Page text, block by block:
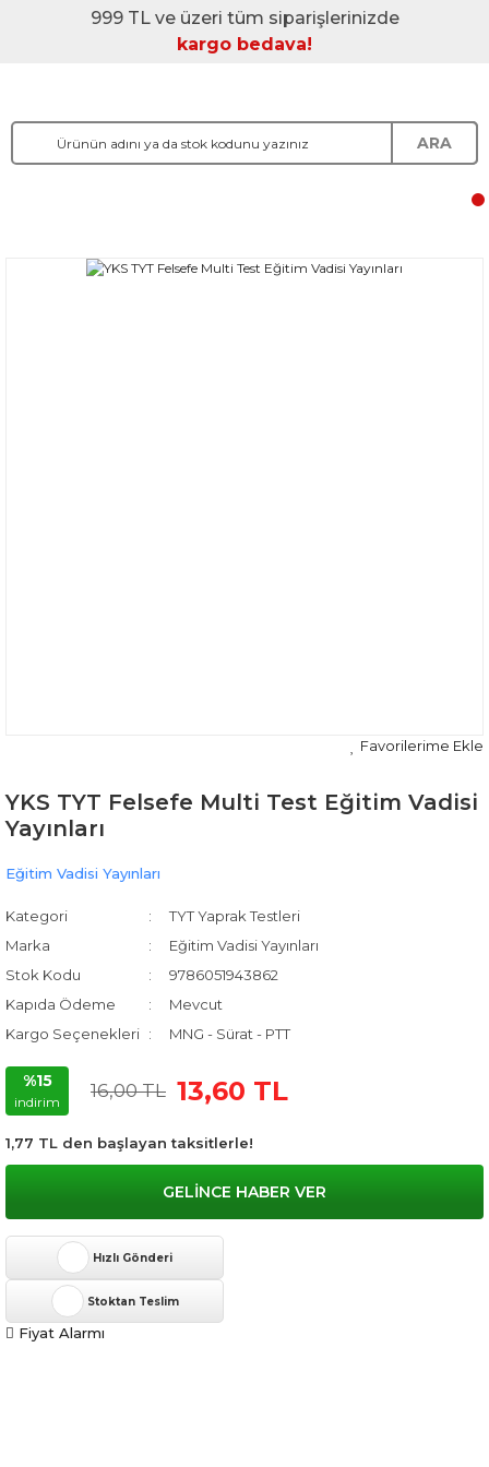
999 TL ve üzeri tüm siparişlerinizde
kargo bedava!
ARA
YKS TYT Felsefe Multi Test Eğitim Vadisi
Yayınları
Eğitim Vadisi Yayınları
Kategori
TYT Yaprak Testleri
Marka
Eğitim Vadisi Yayınları
Stok Kodu
9786051943862
Kapıda Ödeme
Mevcut
Kargo Seçenekleri
MNG - Sürat - PTT
%15
indirim
16,00 TL 13,60 TL
1,77 TL den başlayan taksitlerle!
GELİNCE HABER VER
Hızlı Gönderi
Stoktan Teslim
Fiyat Alarmı